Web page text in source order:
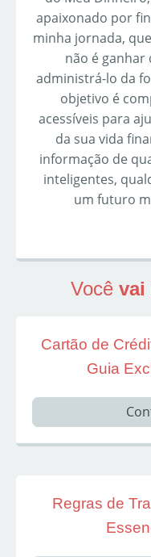
apaixonado por
minha jornada,
não é ganhar
administrá-lo da
objetivo é
acessíveis para
da sua vida
informação de
inteligentes,
um futuro
Você vai
Cartão de
Guia
Regras de